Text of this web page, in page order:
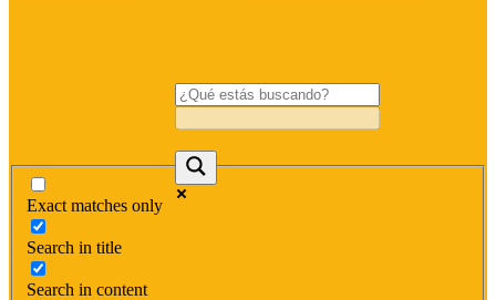
Exact matches only
Search in title
Search in content